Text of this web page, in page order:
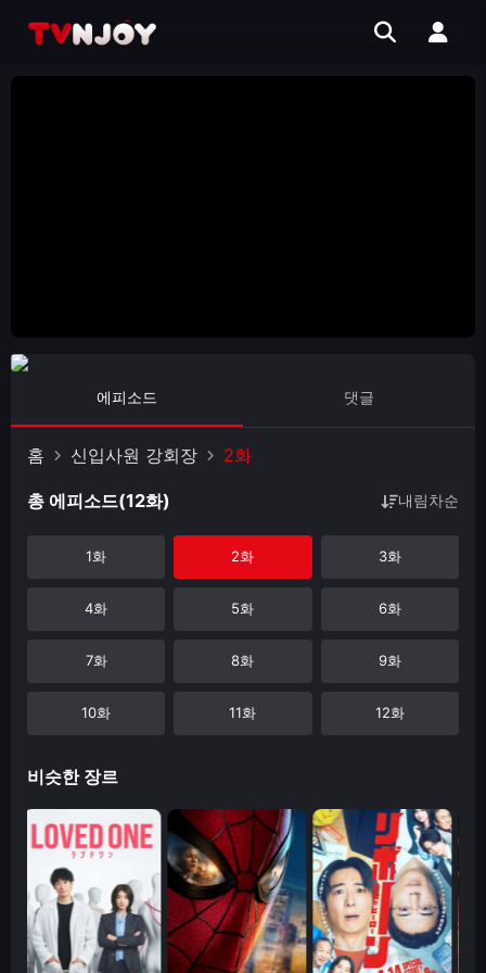
에피소드 댓글
홈 신입사원 강회장 2화
총 에피소드(12화) 내림차순
1화 2화 3화
4화 5화 6화
7화 8화 9화
10화 11화 12화
비슷한 장르